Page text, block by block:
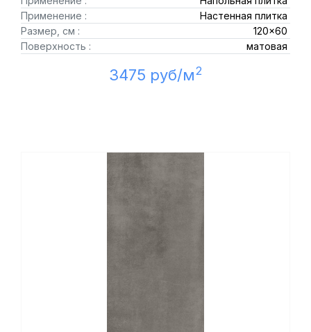
Применение :
Настенная плитка
Размер, см :
120x60
Поверхность :
матовая
3475 руб/м2